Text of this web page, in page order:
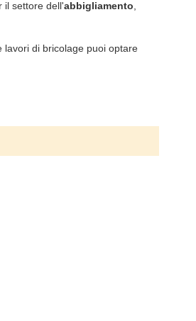
il settore dell'abbigliamento,
lavori di bricolage puoi optare